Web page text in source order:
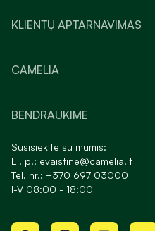
KLIENTŲ APTARNAVIMAS
CAMELIA
BENDRAUKIME
Susisiekite su mumis:
El. p.: evaistine@camelia.lt
Tel. nr.: +370 697 03000
I-V 08:00 - 18:00